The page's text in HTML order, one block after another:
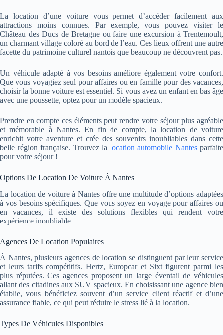
La location d’une voiture vous permet d’accéder facilement aux
attractions moins connues. Par exemple, vous pouvez visiter le
Château des Ducs de Bretagne ou faire une excursion à Trentemoult,
un charmant village coloré au bord de l’eau. Ces lieux offrent une autre
facette du patrimoine culturel nantois que beaucoup ne découvrent pas.
Un véhicule adapté à vos besoins améliore également votre confort.
Que vous voyagiez seul pour affaires ou en famille pour des vacances,
choisir la bonne voiture est essentiel. Si vous avez un enfant en bas âge
avec une poussette, optez pour un modèle spacieux.
Prendre en compte ces éléments peut rendre votre séjour plus agréable
et mémorable à Nantes. En fin de compte, la location de voiture
enrichit votre aventure et crée des souvenirs inoubliables dans cette
belle région française. Trouvez la location automobile Nantesparfaite
pour votre séjour !
Options De Location De Voiture À Nantes
La location de voiture à Nantes offre une multitude d’options adaptées
à vos besoins spécifiques. Que vous soyez en voyage pour affaires ou
en vacances, il existe des solutions flexibles qui rendent votre
expérience inoubliable.
Agences De Location Populaires
À Nantes, plusieurs agences de location se distinguent par leur service
et leurs tarifs compétitifs. Hertz, Europcar et Sixt figurent parmi les
plus réputées. Ces agences proposent un large éventail de véhicules
allant des citadines aux SUV spacieux. En choisissant une agence bien
établie, vous bénéficiez souvent d’un service client réactif et d’une
assurance fiable, ce qui peut réduire le stress lié à la location.
Types De Véhicules Disponibles